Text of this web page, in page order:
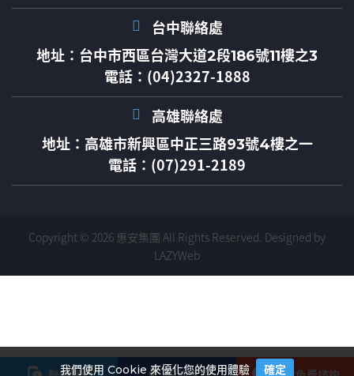
台中聯絡處
地址： 台中市西區台灣大道2段186號11樓之3
電話：(04)2327-1888
高雄聯絡處
地址： 高雄市新興區中正三路93號4樓之一
電話：(07)291-2189
Copyright © 2026 惠安集團 All Rights Reserved. Designed by
LAZYWeb
我們使用 Cookie 來優化您的使用體驗 確定